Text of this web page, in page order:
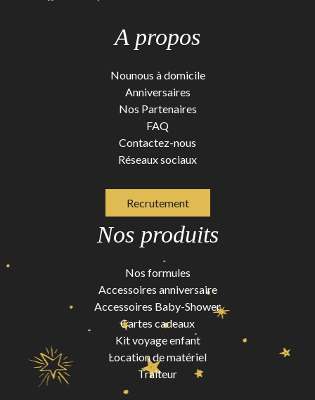
A propos
Nounous à domicile
Anniversaires
Nos Partenaires
FAQ
Contactez-nous
Réseaux sociaux
Recrutement
Nos produits
Nos formules
Accessoires anniversaire
Accessoires Baby-Shower
Cartes cadeaux
Kit voyage enfant
Location de matériel
Traiteur